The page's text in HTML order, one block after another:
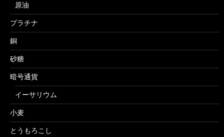
原油
プラチナ
銅
砂糖
暗号通貨
イーサリウム
小麦
とうもろこし